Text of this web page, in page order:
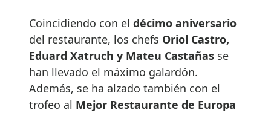
Coincidiendo con el décimo aniversario
del restaurante, los chefs Oriol Castro,
Eduard Xatruch y Mateu Castañas se
han llevado el máximo galardón.
Además, se ha alzado también con el
trofeo al Mejor Restaurante de Europa